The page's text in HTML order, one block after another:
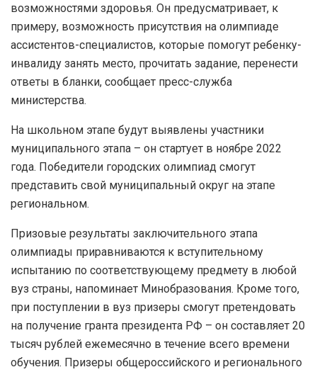
возможностями здоровья. Он предусматривает, к
примеру, возможность присутствия на олимпиаде
ассистентов-специалистов, которые помогут ребенку-
инвалиду занять место, прочитать задание, перенести
ответы в бланки, сообщает пресс-служба
министерства.
На школьном этапе будут выявлены участники
муниципального этапа – он стартует в ноябре 2022
года. Победители городских олимпиад смогут
представить свой муниципальный округ на этапе
региональном.
Призовые результаты заключительного этапа
олимпиады приравниваются к вступительному
испытанию по соответствующему предмету в любой
вуз страны, напоминает Минобразования. Кроме того,
при поступлении в вуз призеры смогут претендовать
на получение гранта президента РФ – он составляет 20
тысяч рублей ежемесячно в течение всего времени
обучения. Призеры общероссийского и регионального